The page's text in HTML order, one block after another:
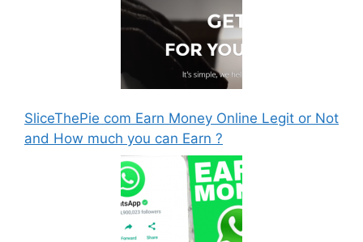
SliceThePie com Earn Money Online Legit or Not
and How much you can Earn ?